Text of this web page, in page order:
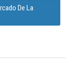
De La